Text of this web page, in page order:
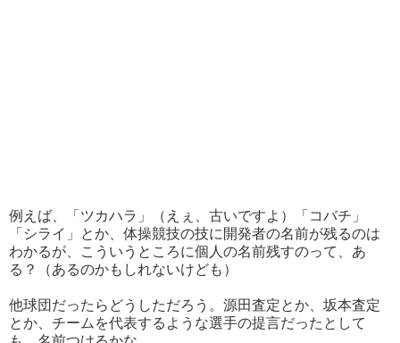
例えば、「ツカハラ」（えぇ、古いですよ）「コバチ」
「シライ」とか、体操競技の技に開発者の名前が残るのは
わかるが、こういうところに個人の名前残すのって、あ
る？（あるのかもしれないけども）
他球団だったらどうしただろう。源田査定とか、坂本査定
とか、チームを代表するような選手の提言だったとして